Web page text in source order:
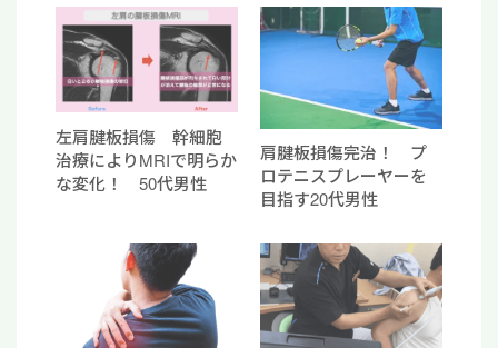
左肩腱板損傷 幹細胞
治療によりMRIで明らか
な変化！ 50代男性
肩腱板損傷完治！ プ
ロテニスプレーヤーを
目指す20代男性